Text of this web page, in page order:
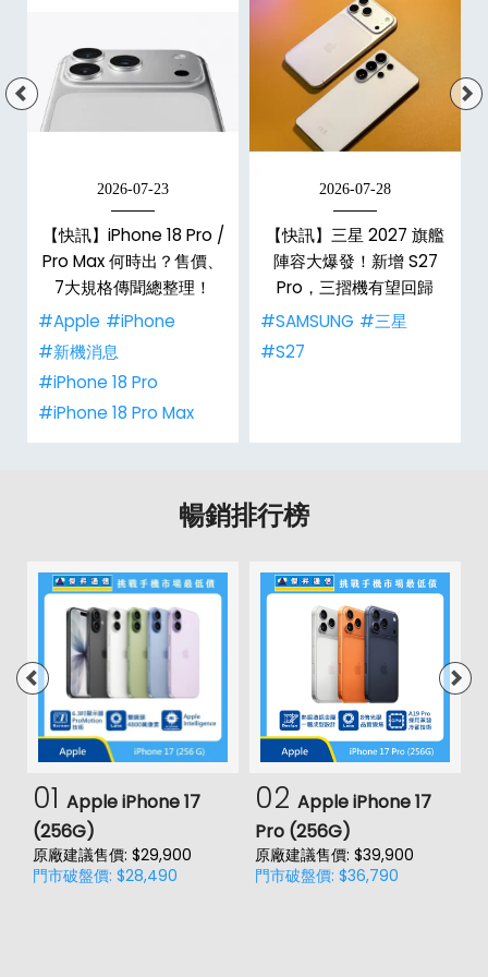
2026-07-23
【快訊】iPhone 18 Pro /
Pro Max 何時出？售價、
7大規格傳聞總整理！
#Apple #iPhone
#新機消息
#iPhone 18 Pro
#iPhone 18 Pro Max
2026-07-28
【快訊】三星 2027 旗艦
陣容大爆發！新增 S27
Pro，三摺機有望回歸
#SAMSUNG #三星
#S27
暢銷排行榜
01 Apple iPhone 17
(256G)
原廠建議售價: $29,900
門市破盤價: $28,490
02 Apple iPhone 17
Pro (256G)
原廠建議售價: $39,900
門市破盤價: $36,790